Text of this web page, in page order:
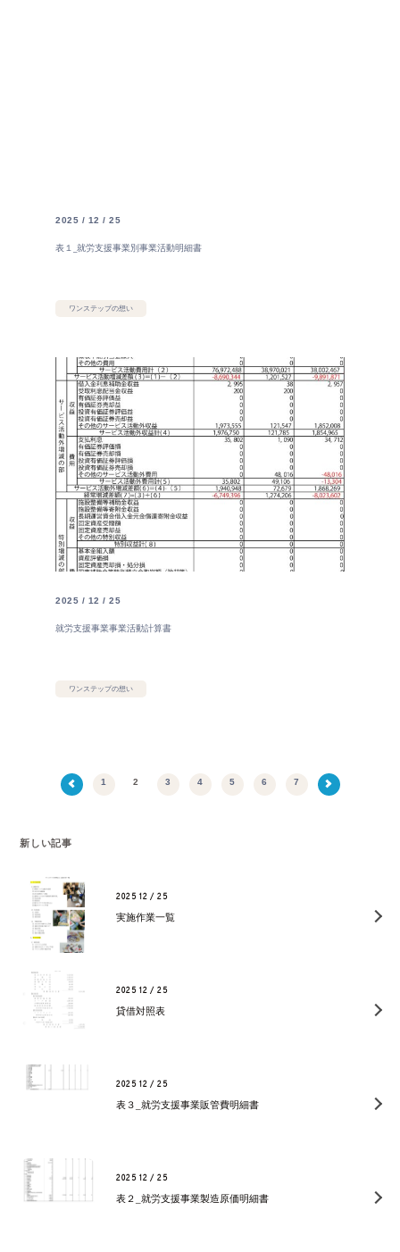
2025 / 12 / 25
表１_就労支援事業別事業活動明細書
ワンステップの想い
2025 / 12 / 25
就労支援事業事業活動計算書
ワンステップの想い
1 2 3 4 5 6 7
新しい記事
2025 12 / 25
実施作業一覧
2025 12 / 25
貸借対照表
2025 12 / 25
表３_就労支援事業販管費明細書
2025 12 / 25
表２_就労支援事業製造原価明細書